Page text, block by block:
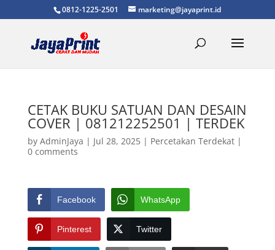
0812-1225-2501 marketing@jayaprint.id
CETAK BUKU SATUAN DAN DESAIN
COVER | 081212252501 | TERDEK
by AdminJaya | Jul 28, 2025| Percetakan Terdekat|
0 comments
Facebook WhatsApp
Pinterest Twitter